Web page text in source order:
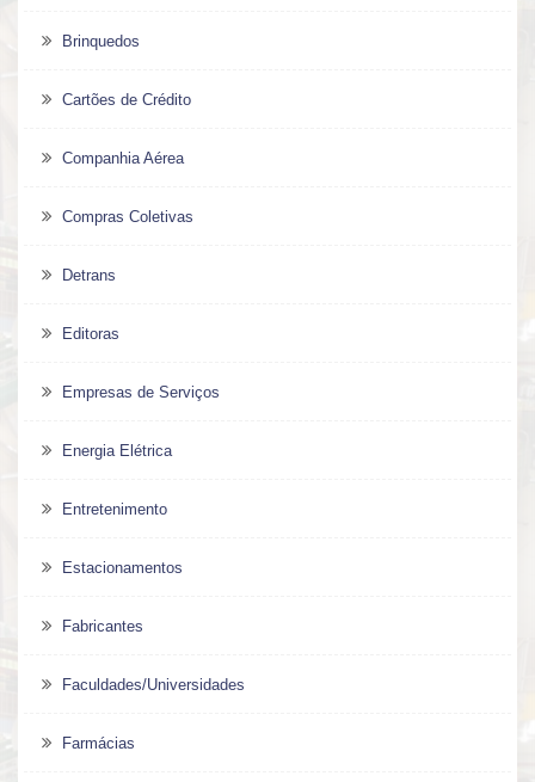
Brinquedos
Cartões de Crédito
Companhia Aérea
Compras Coletivas
Detrans
Editoras
Empresas de Serviços
Energia Elétrica
Entretenimento
Estacionamentos
Fabricantes
Faculdades/Universidades
Farmácias